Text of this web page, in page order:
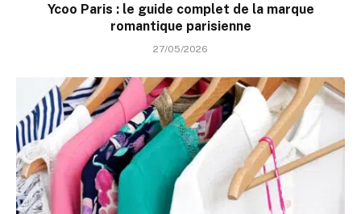
Ycoo Paris : le guide complet de la marque
romantique parisienne
27/05/2026